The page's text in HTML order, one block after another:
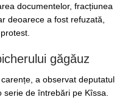
documentelor, fracțiunea
deoarece a fost refuzată,
găgăuz
a observat deputatul
de întrebări pe Kîssa.